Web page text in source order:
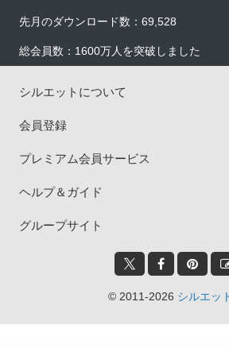
先月のダウンロード数：69,528
総会員数：1600万人を突破しました
シルエットについて
会員登録
プレミアム会員サービス
ヘルプ＆ガイド
グループサイト
© 2011-2026 シルエッ